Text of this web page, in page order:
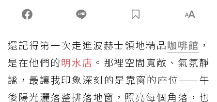
還記得第一次走進波赫士領地精品咖啡館 ，
是在他們的明水店 。那裡空間寬敞、氣氛靜
謐，最讓我印象深刻的是靠窗的座位——午
後陽光灑落整排落地窗，照亮每個角落，也